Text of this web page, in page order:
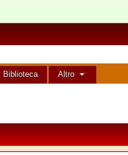
Biblioteca Altro